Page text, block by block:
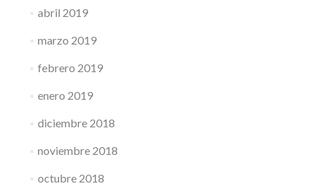
abril 2019
marzo 2019
febrero 2019
enero 2019
diciembre 2018
noviembre 2018
octubre 2018